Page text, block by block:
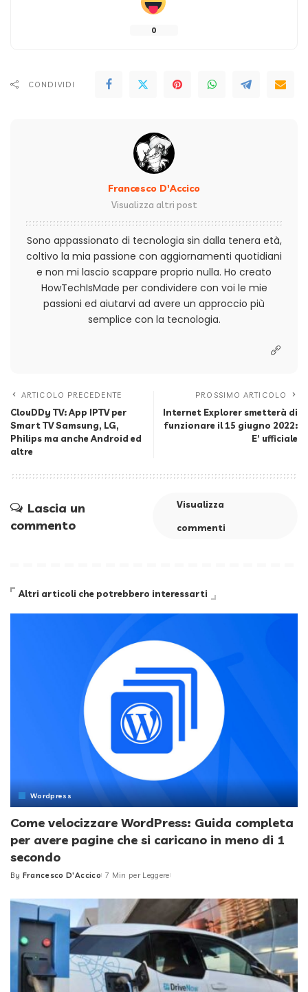
0
CONDIVIDI
Francesco D'Accico
Visualizza altri post
Sono appassionato di tecnologia sin dalla tenera età,
coltivo la mia passione con aggiornamenti quotidiani
e non mi lascio scappare proprio nulla. Ho creato
HowTechIsMade per condividere con voi le mie
passioni ed aiutarvi ad avere un approccio più
semplice con la tecnologia.
ARTICOLO PRECEDENTE
ClouDDy TV: App IPTV per
Smart TV Samsung, LG,
Philips ma anche Android ed
altre
PROSSIMO ARTICOLO
Internet Explorer smetterà di
funzionare il 15 giugno 2022:
E’ ufficiale
Lascia un
commento
Visualizza
commenti
Altri articoli che potrebbero interessarti
Wordpress
Come velocizzare WordPress: Guida completa
per avere pagine che si caricano in meno di 1
secondo
Posted
By Francesco D'Accico 7 Min per Leggere